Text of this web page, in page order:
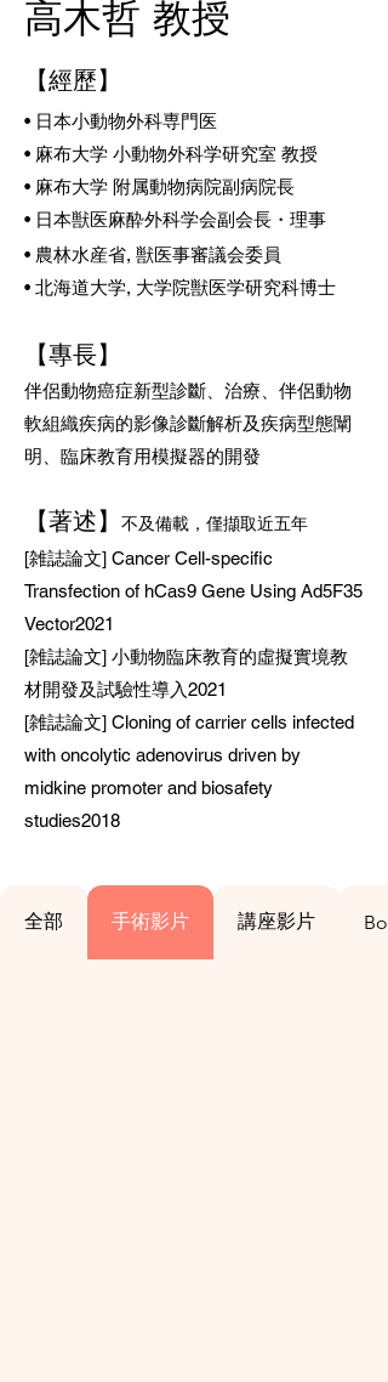
高木哲 教授
【經歷】
• 日本小動物外科専門医
• 麻布大学 小動物外科学研究室 教授
• 麻布大学 附属動物病院副病院長
• 日本獣医麻酔外科学会副会長・理事
• 農林水産省, 獣医事審議会委員
• 北海道大学, 大学院獣医学研究科博士
【專長】
伴侶動物癌症新型診斷、治療、伴侶動物
軟組織疾病的影像診斷解析及疾病型態闡
明、臨床教育用模擬器的開發
【著述 】 不及備載，僅擷取近五年
[雑誌論文] Cancer Cell-specific
Transfection of hCas9 Gene Using Ad5F35
Vector2021
[雑誌論文] 小動物臨床教育的虛擬實境教
材開發及試驗性導入2021
[雑誌論文] Cloning of carrier cells infected
with oncolytic adenovirus driven by
midkine promoter and biosafety
studies2018
全部 手術影片 講座影片